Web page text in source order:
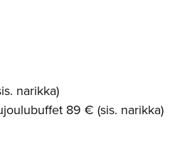
narikka)
89 € (sis. narikka)